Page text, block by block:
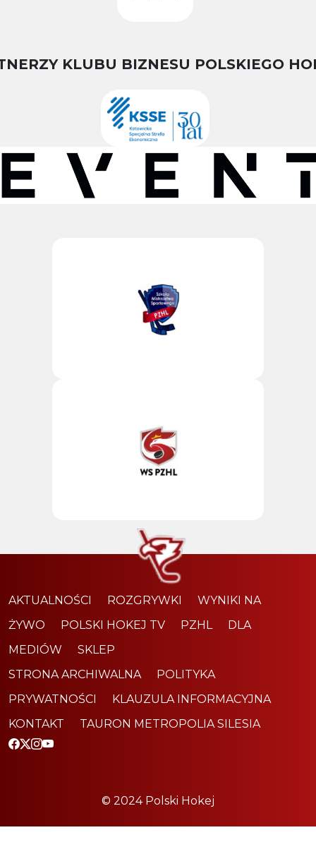
KLUBU BIZNESU POLSKIEGO
AKTUALNOŚCI ROZGRYWKI
WYNIKI NA
ŻYWO
POLSKI HOKEJ TV PZHL
DLA
MEDIÓW
SKLEP
STRONA ARCHIWALNA
POLITYKA
PRYWATNOŚCI
KLAUZULA INFORMACYJNA
KONTAKT
TAURON METROPOLIA SILESIA
© 2024 Polski Hokej